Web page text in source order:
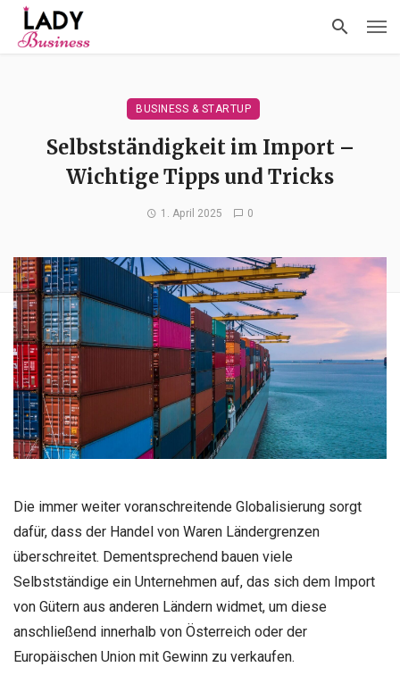
BUSINESS & STARTUP
Selbstständigkeit im Import –
Wichtige Tipps und Tricks
1. April 2025 0
Die immer weiter voranschreitende Globalisierung sorgt
dafür, dass der Handel von Waren Ländergrenzen
überschreitet. Dementsprechend bauen viele
Selbstständige ein Unternehmen auf, das sich dem Import
von Gütern aus anderen Ländern widmet, um diese
anschließend innerhalb von Österreich oder der
Europäischen Union mit Gewinn zu verkaufen.